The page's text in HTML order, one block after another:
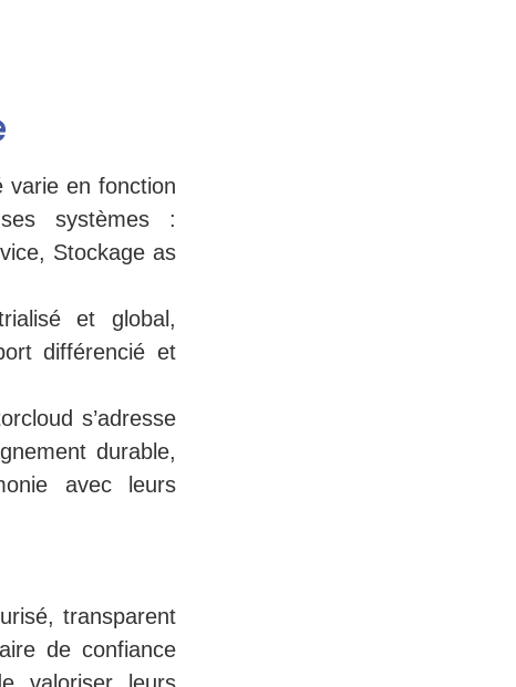
varie en fonction
systèmes :
Stockage as
et global,
différencié et
s’adresse
durable,
avec leurs
transparent
de confiance